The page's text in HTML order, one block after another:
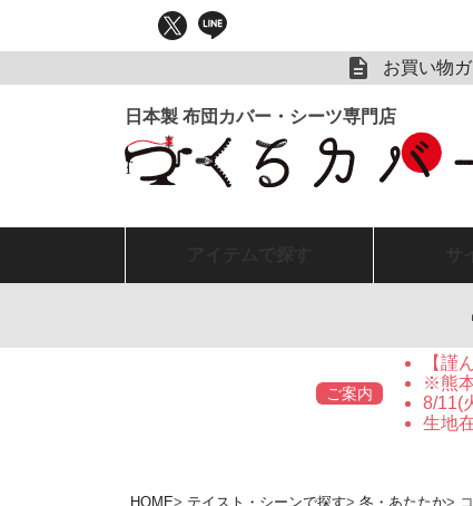
お買い物
ご案内
【謹
※熊
8/11(
生地
HOME テイスト・シーンで探す 冬・あたたか